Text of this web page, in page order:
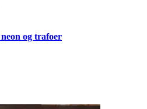
og trafoer